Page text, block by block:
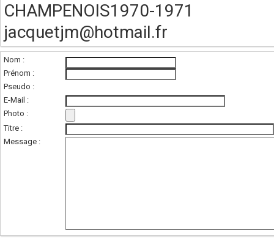
CHAMPENOIS1970-1971
jacquetjm@hotmail.fr
Nom :
Prénom :
Pseudo :
E-Mail :
Photo :
Titre :
Message :